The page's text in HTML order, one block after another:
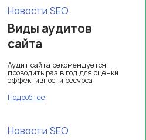
Новости SEO
Виды аудитов
сайта
Аудит сайта рекомендуется
проводить раз в год для оценки
эффективности ресурса
Подробнее
Новости SEO